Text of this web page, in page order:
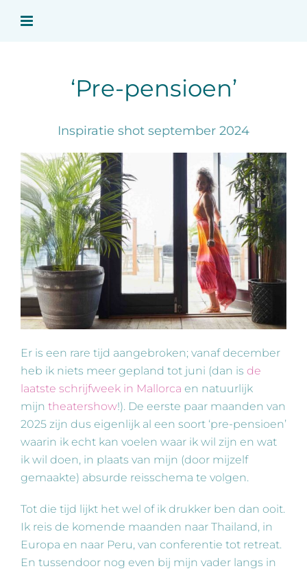
naar
‘Pre-pensioen’
Inspiratie shot september 2024
Er is een rare tijd aangebroken; vanaf december
heb ik niets meer gepland tot juni (dan is de
laatste schrijfweek in Mallorca en natuurlijk
mijn theatershow!). De eerste paar maanden van
2025 zijn dus eigenlijk al een soort ‘pre-pensioen’
waarin ik echt kan voelen waar ik wil zijn en wat
ik wil doen, in plaats van mijn (door mijzelf
gemaakte) absurde reisschema te volgen.
Tot die tijd lijkt het wel of ik drukker ben dan ooit.
Ik reis de komende maanden naar Thailand, in
Europa en naar Peru, van conferentie tot retreat.
En tussendoor nog even bij mijn vader langs in